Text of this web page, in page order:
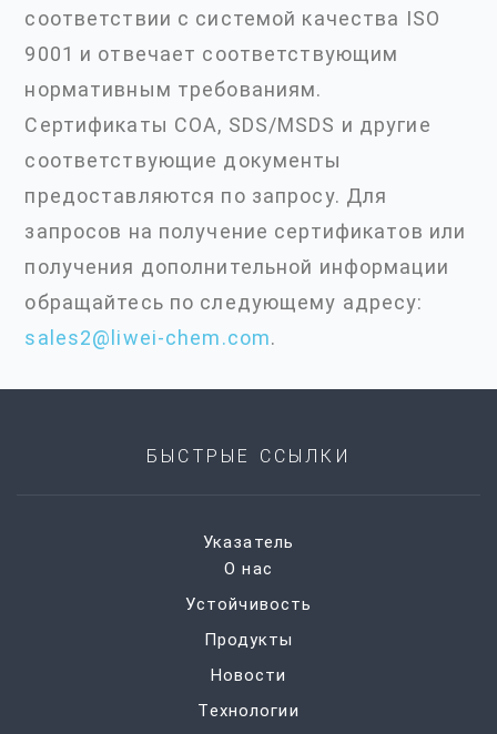
соответствии с системой качества ISO
9001 и отвечает соответствующим
нормативным требованиям.
Сертификаты COA, SDS/MSDS и другие
соответствующие документы
предоставляются по запросу. Для
запросов на получение сертификатов или
получения дополнительной информации
обращайтесь по следующему адресу:
sales2@liwei-chem.com.
БЫСТРЫЕ ССЫЛКИ
Указатель
О нас
Устойчивость
Продукты
Новости
Технологии